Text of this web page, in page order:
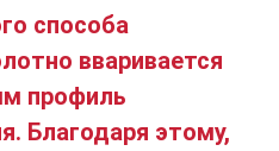
способа
вваривается
профиль
Благодаря этому,